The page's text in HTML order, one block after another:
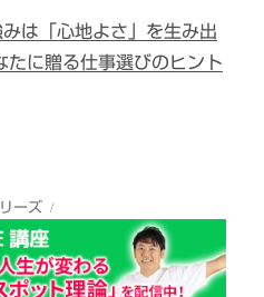
は「心地よさ」を生み出
に贈る仕事選びのヒント
ーズ